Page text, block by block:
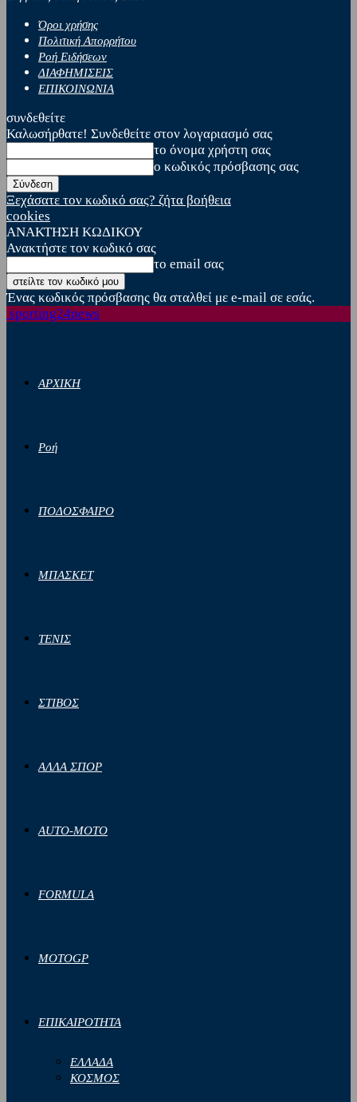
Όροι χρήσης
Πολιτική Απορρήτου
Ροή Ειδήσεων
ΔΙΑΦΗΜΙΣΕΙΣ
ΕΠΙΚΟΙΝΩΝΙΑ
συνδεθείτε
Καλωσήρθατε! Συνδεθείτε στον λογαριασμό σας
το όνομα χρήστη σας
ο κωδικός πρόσβασης σας
Ξεχάσατε τον κωδικό σας? ζήτα βοήθεια
cookies
ΑΝΑΚΤΗΣΗ ΚΩΔΙΚΟΥ
Ανακτήστε τον κωδικό σας
το email σας
Ένας κωδικός πρόσβασης θα σταλθεί με e-mail σε εσάς.
sporting24news
ΑΡΧΙΚΗ
Ροή
ΠΟΔΟΣΦΑΙΡΟ
ΜΠΑΣΚΕΤ
ΤΕΝΙΣ
ΣΤΙΒΟΣ
ΑΛΛΑ ΣΠΟΡ
AUTO-MOTO
FORMULA
MOTOGP
ΕΠΙΚΑΙΡΟΤΗΤΑ
ΕΛΛΑΔΑ
ΚΟΣΜΟΣ